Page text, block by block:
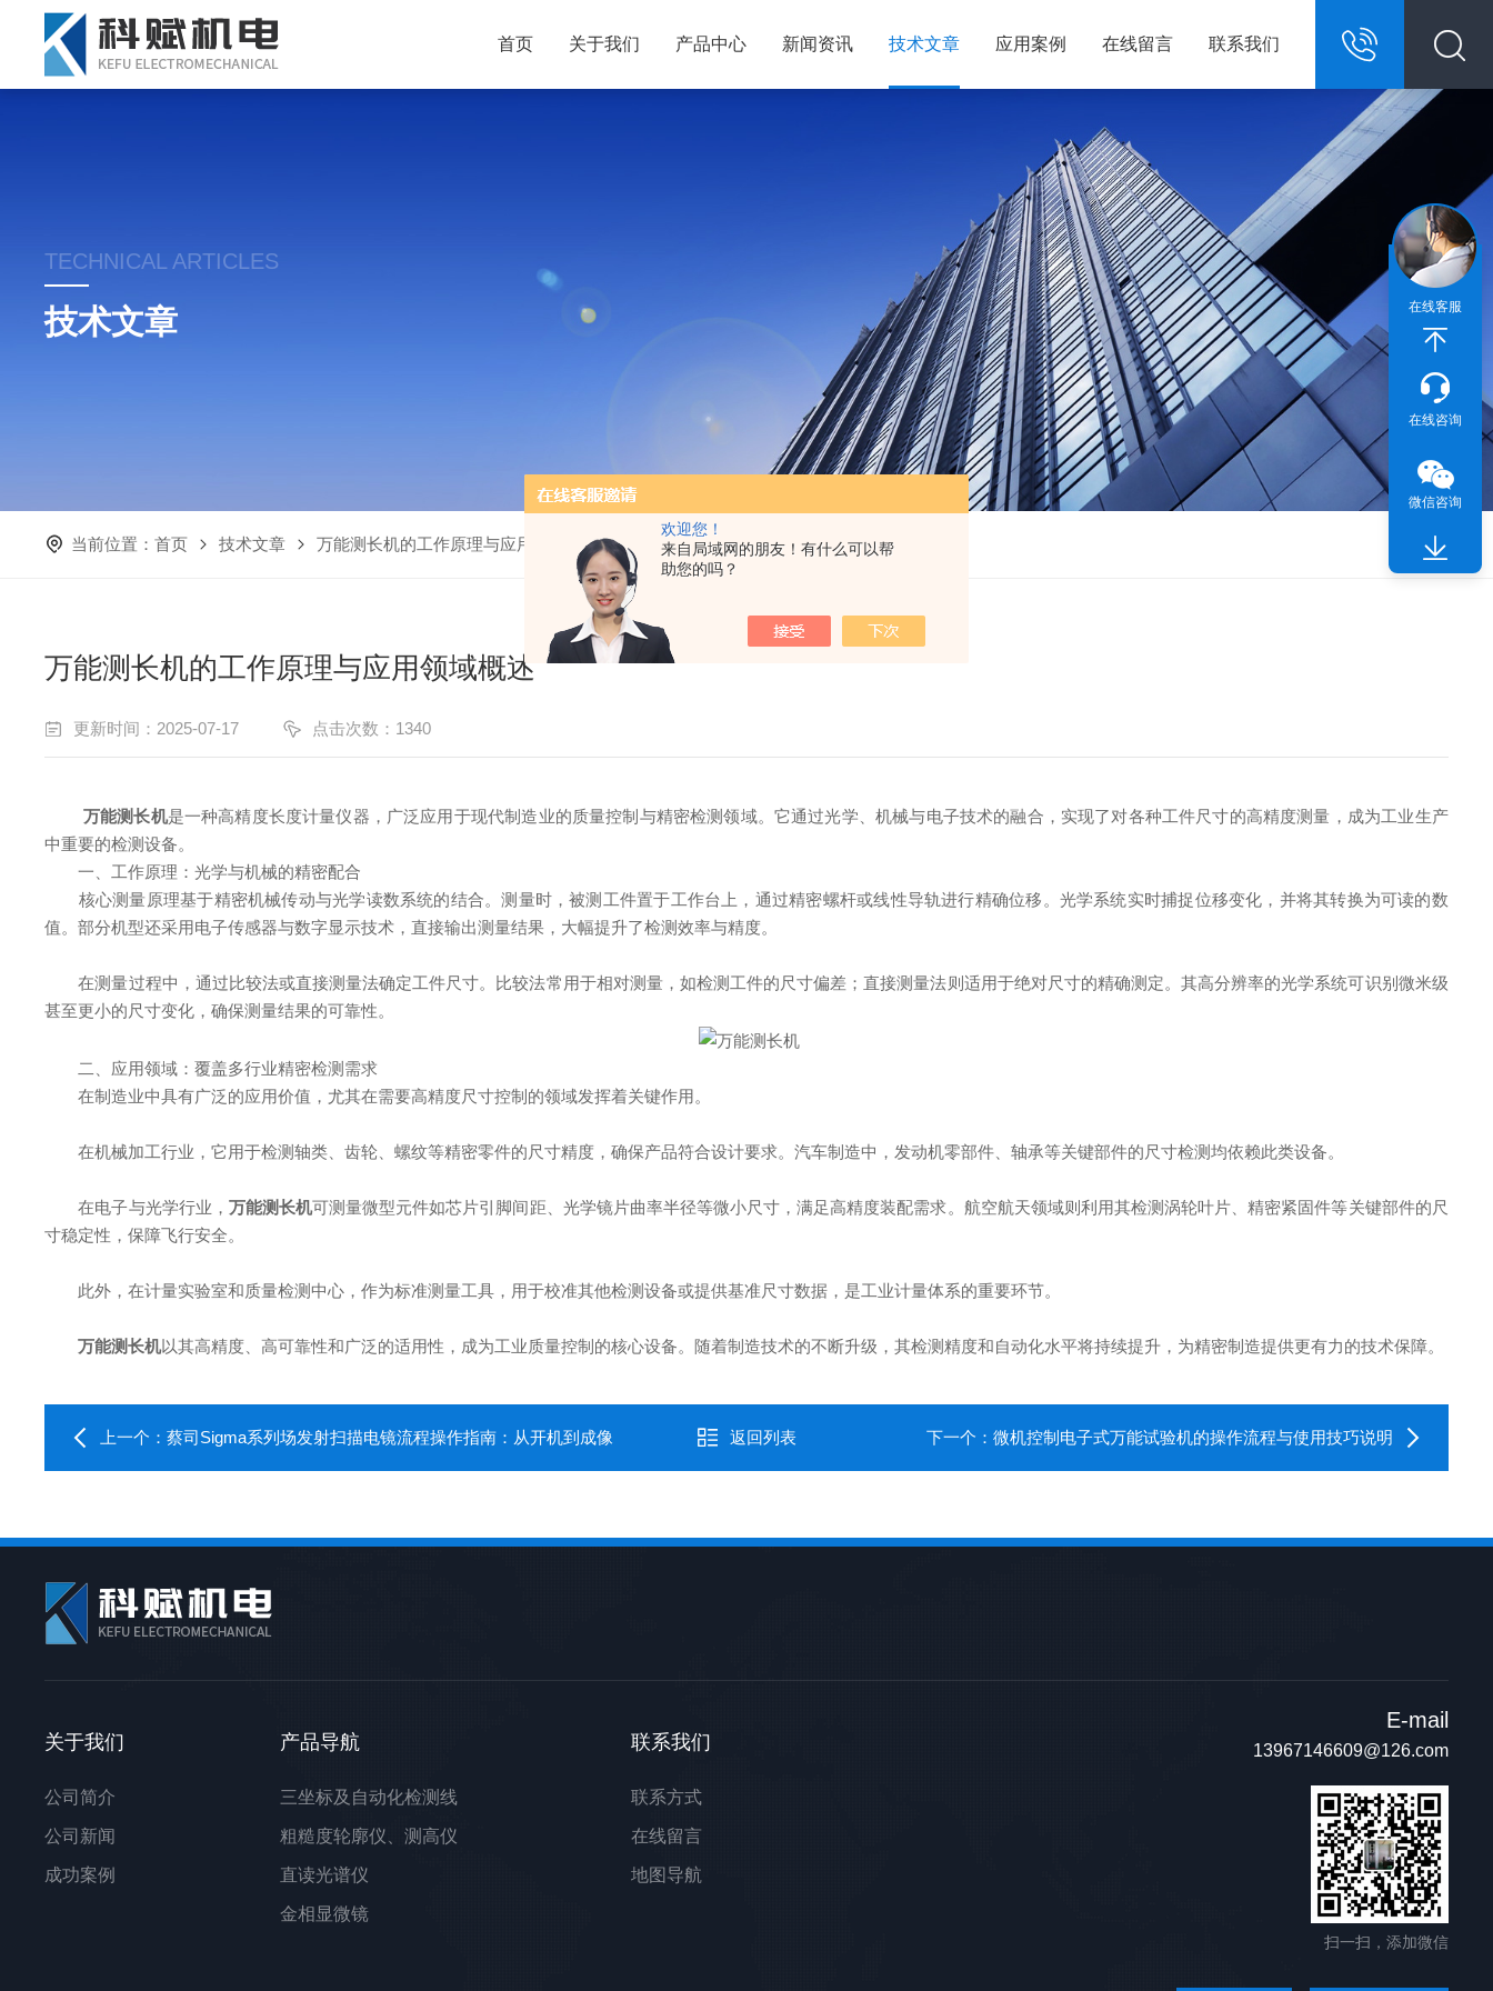
欢迎您！
来自局域网的朋友！有什么可以帮
助您的吗？
13967146609
首页 关于我们 产品中心 新闻资讯 技术文章 应用案例 在线留言 联系我们
TECHNICAL ARTICLES
技术文章
当前位置：首页 技术文章 万能测长机的工作原理与应用领域概述
万能测长机的工作原理与应用领域概述
更新时间：2025-07-17 点击次数：1340
万能测长机是一种高精度长度计量仪器，广泛应用于现代制造业的质量控制与精密检测领域。它通过光学、机械与电子技术的融合，实现了对各种工件尺寸的高精度测量，成为工业生产
中重要的检测设备。
​​一、工作原理：光学与机械的精密配合​​
核心测量原理基于精密机械传动与光学读数系统的结合。测量时，被测工件置于工作台上，通过精密螺杆或线性导轨进行精确位移。光学系统实时捕捉位移变化，并将其转换为可读的数
值。部分机型还采用电子传感器与数字显示技术，直接输出测量结果，大幅提升了检测效率与精度。
在测量过程中，通过比较法或直接测量法确定工件尺寸。比较法常用于相对测量，如检测工件的尺寸偏差；直接测量法则适用于绝对尺寸的精确测定。其高分辨率的光学系统可识别微米级
甚至更小的尺寸变化，确保测量结果的可靠性。
二、​​应用领域：覆盖多行业精密检测需求​​
在制造业中具有广泛的应用价值，尤其在需要高精度尺寸控制的领域发挥着关键作用。
在机械加工行业，它用于检测轴类、齿轮、螺纹等精密零件的尺寸精度，确保产品符合设计要求。汽车制造中，发动机零部件、轴承等关键部件的尺寸检测均依赖此类设备。
在电子与光学行业， 万能测长机可测量微型元件如芯片引脚间距、光学镜片曲率半径等微小尺寸，满足高精度装配需求。航空航天领域则利用其检测涡轮叶片、精密紧固件等关键部件的尺
寸稳定性，保障飞行安全。
此外，在计量实验室和质量检测中心，作为标准测量工具，用于校准其他检测设备或提供基准尺寸数据，是工业计量体系的重要环节。
万能测长机以其高精度、高可靠性和广泛的适用性，成为工业质量控制的核心设备。随着制造技术的不断升级，其检测精度和自动化水平将持续提升，为精密制造提供更有力的技术保障。
上一个：蔡司Sigma系列场发射扫描电镜流程操作指南：从开机到成像 返回列表 下一个： 微机控制电子式万能试验机的操作流程与使用技巧说明
关于我们
公司简介
公司新闻
成功案例
产品导航
三坐标及自动化检测线
粗糙度轮廓仪、测高仪
直读光谱仪
金相显微镜
联系我们
联系方式
在线留言
地图导航
E-mail
13967146609@126.com
扫一扫，添加微信
在线客服
在线咨询
微信咨询